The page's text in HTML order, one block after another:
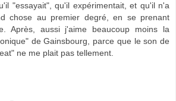
"essayait", qu'il expérimentait, et qu'il n'a
chose au premier degré, en se prenant
Après, aussi j'aime beaucoup moins la
de Gainsbourg, parce que le son de
ne me plait pas tellement.